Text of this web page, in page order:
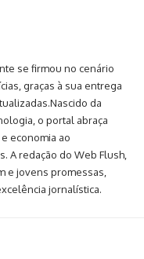
se firmou no cenário
graças à sua entrega
da
o portal abraça
economia ao
A redação do Web Flush,
e jovens promessas,
jornalística.